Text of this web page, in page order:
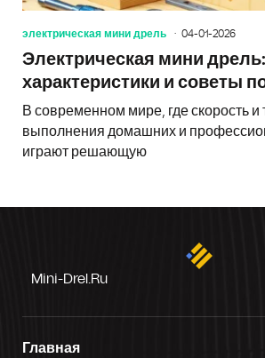
электрическая мини дрель 04-01-2026
Электрическая мини
характеристики и советы
В современном мире, где скорость и
выполнения домашних и
играют решающую
Mini-Drel.ru
Главная